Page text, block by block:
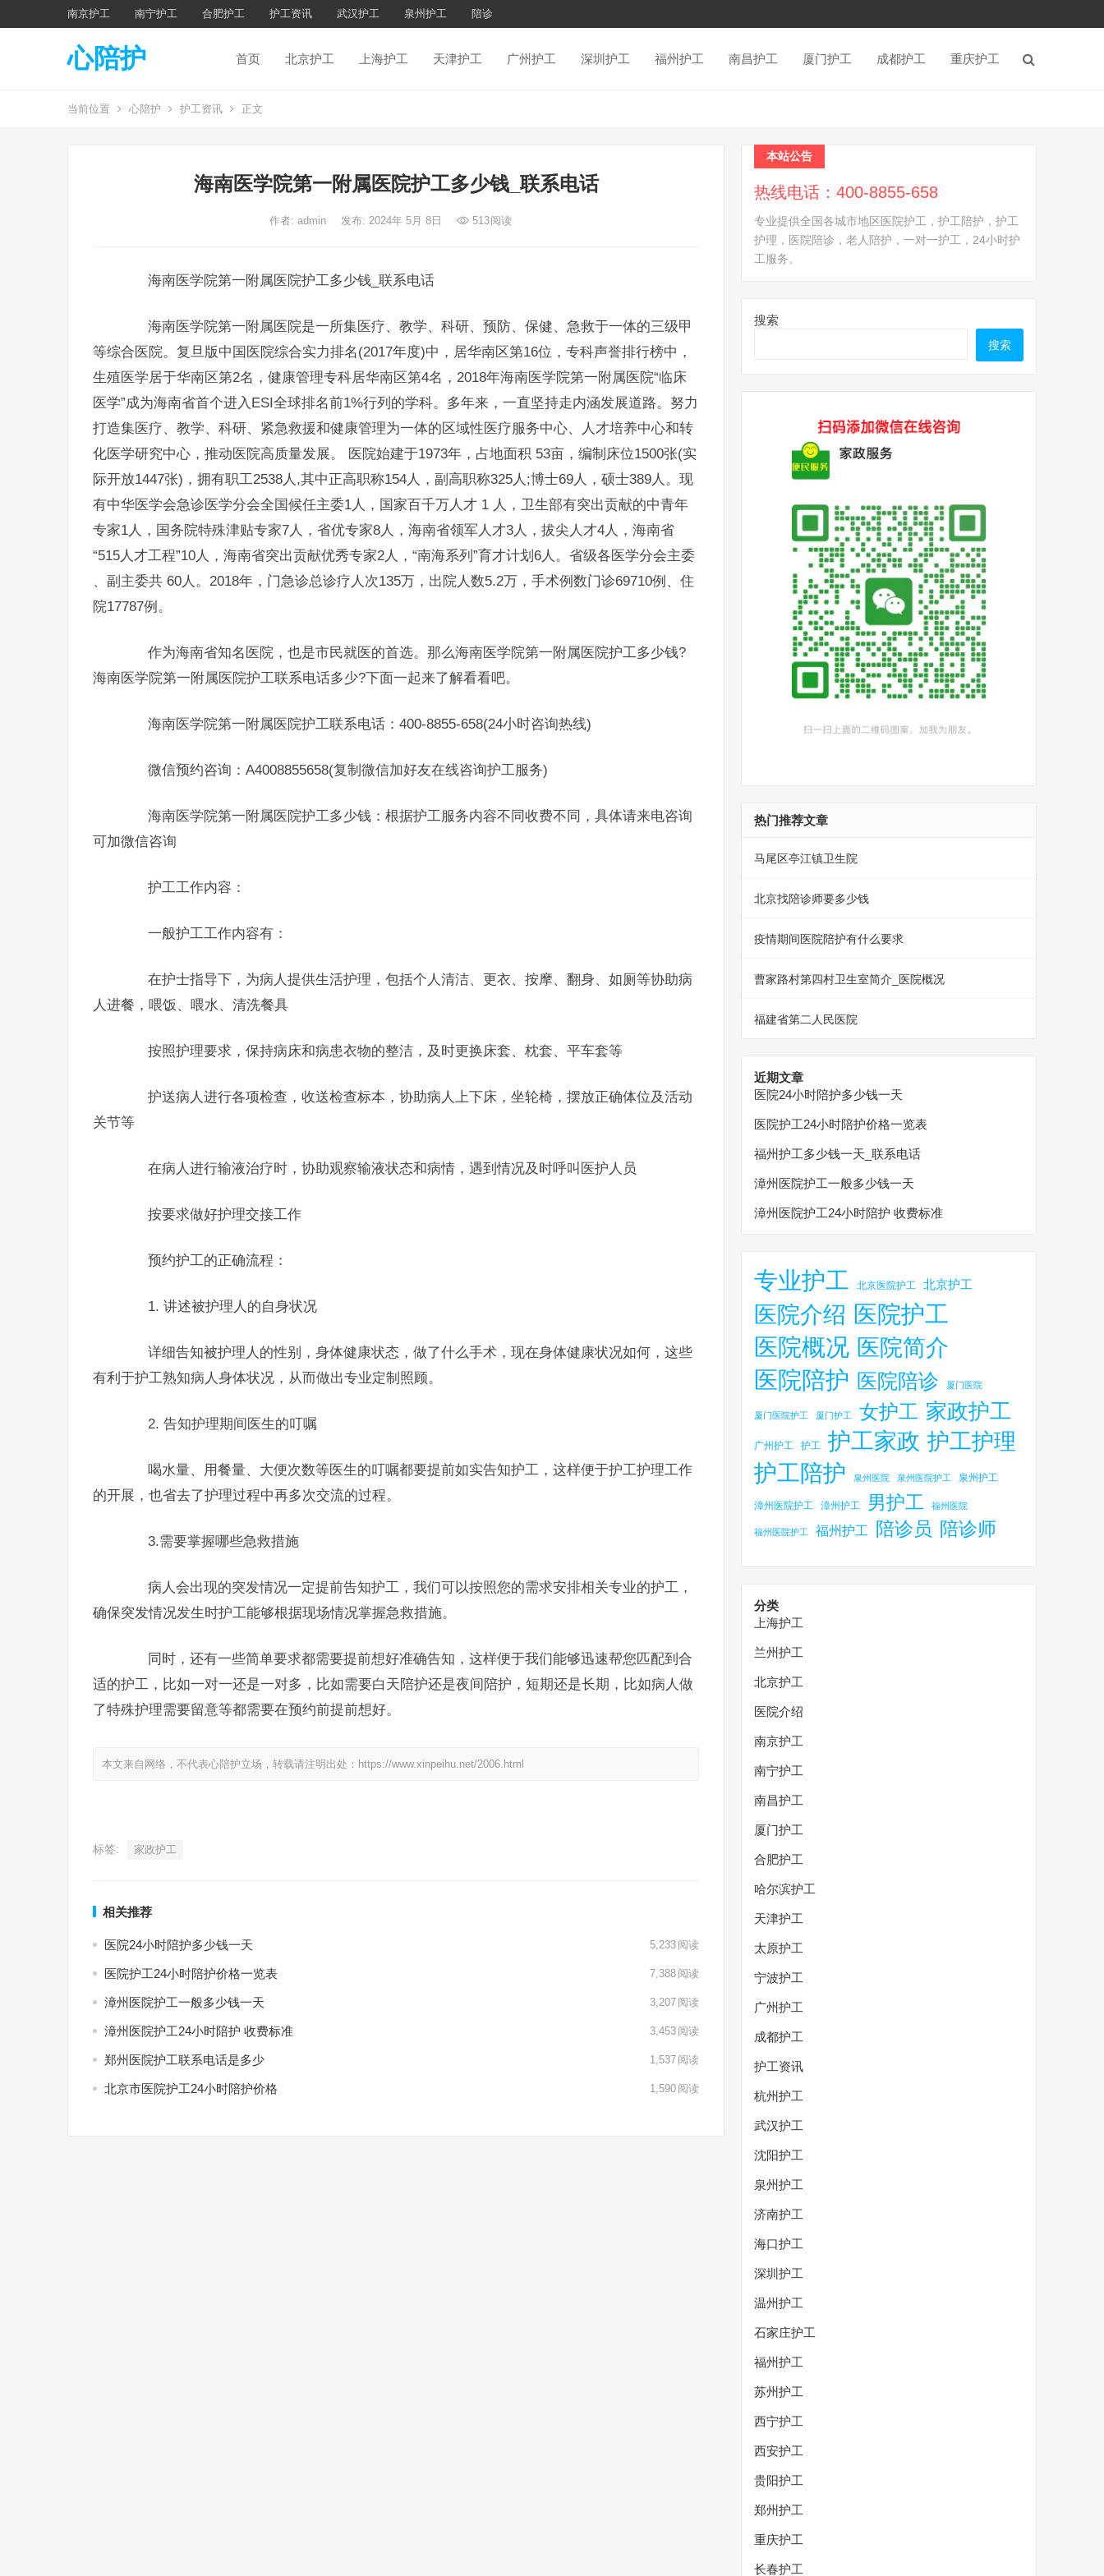
南京护工 南宁护工 合肥护工 护工资讯 武汉护工 泉州护工 陪诊
心陪护 首页 北京护工 上海护工 天津护工 广州护工 深圳护工 福州护工 南昌护工 厦门护工 成都护工 重庆护工
当前位置 心陪护 护工资讯 正文
海南医学院第一附属医院护工多少钱_联系电话
作者: admin 发布: 2024年 5月 8日 513阅读
海南医学院第一附属医院护工多少钱_联系电话
海南医学院第一附属医院是一所集医疗、教学、科研、预防、保健、急救于一体的三级甲
等综合医院。复旦版中国医院综合实力排名(2017年度)中，居华南区第16位，专科声誉排行榜中，
生殖医学居于华南区第2名，健康管理专科居华南区第4名，2018年海南医学院第一附属医院“临床
医学”成为海南省首个进入ESI全球排名前1%行列的学科。多年来，一直坚持走内涵发展道路。努力
打造集医疗、教学、科研、紧急救援和健康管理为一体的区域性医疗服务中心、人才培养中心和转
化医学研究中心，推动医院高质量发展。 医院始建于1973年，占地面积 53亩，编制床位1500张(实
际开放1447张)，拥有职工2538人,其中正高职称154人，副高职称325人;博士69人，硕士389人。现
有中华医学会急诊医学分会全国候任主委1人，国家百千万人才 1 人，卫生部有突出贡献的中青年
专家1人，国务院特殊津贴专家7人，省优专家8人，海南省领军人才3人，拔尖人才4人，海南省
“515人才工程”10人，海南省突出贡献优秀专家2人，“南海系列”育才计划6人。省级各医学分会主委
、副主委共 60人。2018年，门急诊总诊疗人次135万，出院人数5.2万，手术例数门诊69710例、住
院17787例。
作为海南省知名医院，也是市民就医的首选。那么海南医学院第一附属医院护工多少钱?
海南医学院第一附属医院护工联系电话多少?下面一起来了解看看吧。
海南医学院第一附属医院护工联系电话：400-8855-658(24小时咨询热线)
微信预约咨询：A4008855658(复制微信加好友在线咨询护工服务)
海南医学院第一附属医院护工多少钱：根据护工服务内容不同收费不同，具体请来电咨询
可加微信咨询
护工工作内容：
一般护工工作内容有：
在护士指导下，为病人提供生活护理，包括个人清洁、更衣、按摩、翻身、如厕等协助病
人进餐，喂饭、喂水、清洗餐具
按照护理要求，保持病床和病患衣物的整洁，及时更换床套、枕套、平车套等
护送病人进行各项检查，收送检查标本，协助病人上下床，坐轮椅，摆放正确体位及活动
关节等
在病人进行输液治疗时，协助观察输液状态和病情，遇到情况及时呼叫医护人员
按要求做好护理交接工作
预约护工的正确流程：
1. 讲述被护理人的自身状况
详细告知被护理人的性别，身体健康状态，做了什么手术，现在身体健康状况如何，这些
有利于护工熟知病人身体状况，从而做出专业定制照顾。
2. 告知护理期间医生的叮嘱
喝水量、用餐量、大便次数等医生的叮嘱都要提前如实告知护工，这样便于护工护理工作
的开展，也省去了护理过程中再多次交流的过程。
3.需要掌握哪些急救措施
病人会出现的突发情况一定提前告知护工，我们可以按照您的需求安排相关专业的护工，
确保突发情况发生时护工能够根据现场情况掌握急救措施。
同时，还有一些简单要求都需要提前想好准确告知，这样便于我们能够迅速帮您匹配到合
适的护工，比如一对一还是一对多，比如需要白天陪护还是夜间陪护，短期还是长期，比如病人做
了特殊护理需要留意等都需要在预约前提前想好。
本文来自网络，不代表心陪护立场，转载请注明出处：https://www.xinpeihu.net/2006.html
标签: 家政护工
相关推荐
医院24小时陪护多少钱一天 5,233 阅读
医院护工24小时陪护价格一览表 7,388 阅读
漳州医院护工一般多少钱一天 3,207 阅读
漳州医院护工24小时陪护 收费标准 3,453 阅读
郑州医院护工联系电话是多少 1,537 阅读
北京市医院护工24小时陪护价格 1,590 阅读
本站公告
热线电话：400-8855-658
专业提供全国各城市地区医院护工，护工陪护，护工
护理，医院陪诊，老人陪护，一对一护工，24小时护
工服务。
搜索
搜索
热门推荐文章
马尾区亭江镇卫生院
北京找陪诊师要多少钱
疫情期间医院陪护有什么要求
曹家路村第四村卫生室简介_医院概况
福建省第二人民医院
近期文章
医院24小时陪护多少钱一天
医院护工24小时陪护价格一览表
福州护工多少钱一天_联系电话
漳州医院护工一般多少钱一天
漳州医院护工24小时陪护 收费标准
专业护工 北京医院护工 北京护工
医院介绍 医院护工
医院概况 医院简介
医院陪护 医院陪诊 厦门医院
厦门医院护工 厦门护工 女护工 家政护工
广州护工 护工 护工家政 护工护理
护工陪护
泉州医院 泉州医院护工 泉州护工
漳州医院护工 漳州护工 男护工 福州医院
福州医院护工 福州护工 陪诊员 陪诊师
分类
上海护工
兰州护工
北京护工
医院介绍
南京护工
南宁护工
南昌护工
厦门护工
合肥护工
哈尔滨护工
天津护工
太原护工
宁波护工
广州护工
成都护工
护工资讯
杭州护工
武汉护工
沈阳护工
泉州护工
济南护工
海口护工
深圳护工
温州护工
石家庄护工
福州护工
苏州护工
西宁护工
西安护工
贵阳护工
郑州护工
重庆护工
长春护工